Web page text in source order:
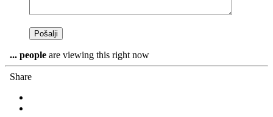
... people are viewing this right now
Share